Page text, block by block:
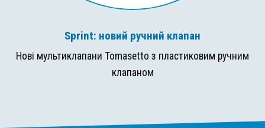
Sprint: новий ручний клапан
Нові мультиклапани Tomasetto з пластиковим ручним
клапаном